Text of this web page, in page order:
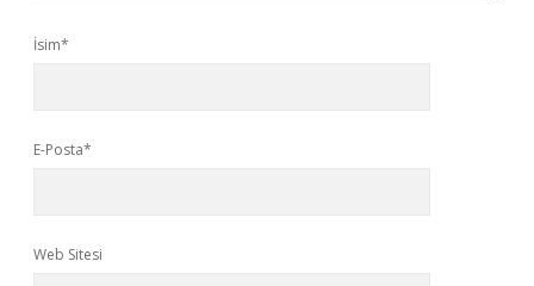
İsim*
E-Posta*
Web Sitesi